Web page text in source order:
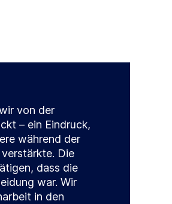
von der
– ein Eindruck,
während der
Die
dass die
war. Wir
in den